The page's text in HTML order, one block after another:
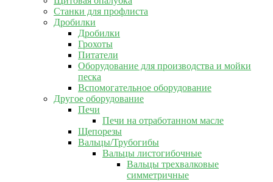
Станки для профлиста
Дробилки
Дробилки
Грохоты
Питатели
Оборудование для производства и мойки
песка
Вспомогательное оборудование
Другое оборудование
Печи
Печи на отработанном масле
Щепорезы
Вальцы/Трубогибы
Вальцы листогибочные
Вальцы трехвалковые
симметричные